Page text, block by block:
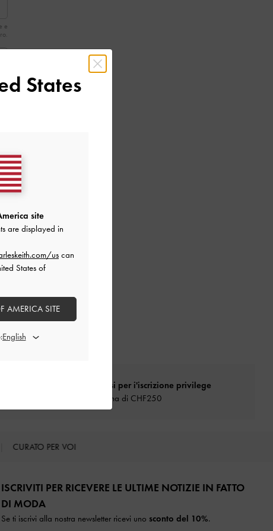
e
Qualificarsi per i'iscrizione privilege
Spesa minima di CHF250
CURATO PER VOI
ISCRIVITI PER RICEVERE LE ULTIME NOTIZIE IN FATTO
DI MODA​
Se ti iscrivi alla nostra newsletter ricevi uno sconto del 10%.
States
site
are displayed in
us can
States of
AMERICA SITE